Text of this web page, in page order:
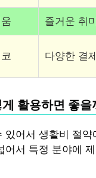
즐거운 취
다양한 결
활용하면 좋을
어서 생활비 절
서 특정 분야에